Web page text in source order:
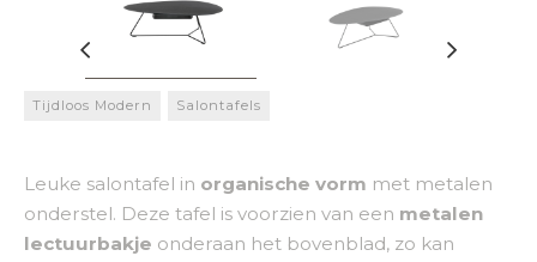
Tijdloos Modern Salontafels
Leuke salontafel in organische vorm met metalen
onderstel. Deze tafel is voorzien van een metalen
lectuurbakje onderaan het bovenblad, zo kan